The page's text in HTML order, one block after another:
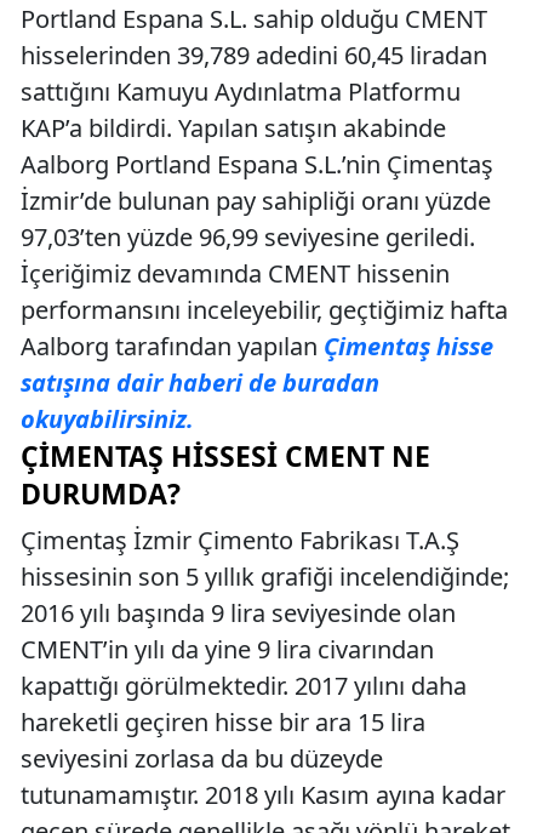
Portland Espana S.L. sahip olduğu CMENT
hisselerinden 39,789 adedini 60,45 liradan
sattığını Kamuyu Aydınlatma Platformu
KAP’a bildirdi. Yapılan satışın akabinde
Aalborg Portland Espana S.L.’nin Çimentaş
İzmir’de bulunan pay sahipliği oranı yüzde
97,03’ten yüzde 96,99 seviyesine geriledi.
İçeriğimiz devamında CMENT hissenin
performansını inceleyebilir, geçtiğimiz hafta
Aalborg tarafından yapılan Çimentaş hisse
satışına dair haberi de buradan
okuyabilirsiniz.
ÇIMENTAŞ HISSESI CMENT NE
DURUMDA?
Çimentaş İzmir Çimento Fabrikası T.A.Ş
hissesinin son 5 yıllık grafiği incelendiğinde;
2016 yılı başında 9 lira seviyesinde olan
CMENT’in yılı da yine 9 lira civarından
kapattığı görülmektedir. 2017 yılını daha
hareketli geçiren hisse bir ara 15 lira
seviyesini zorlasa da bu düzeyde
tutunamamıştır. 2018 yılı Kasım ayına kadar